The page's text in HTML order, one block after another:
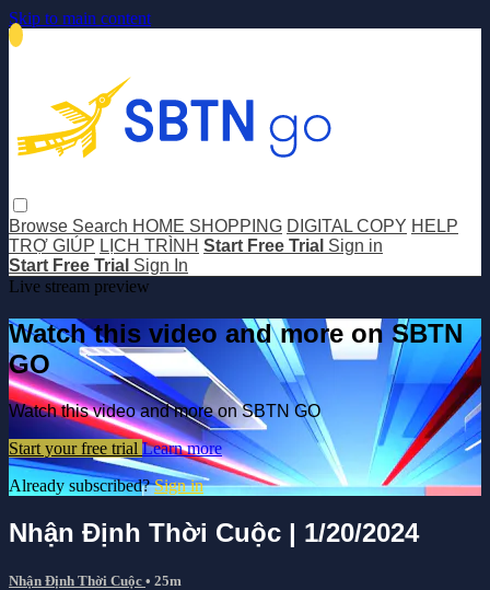
Skip to main content
Browse Search HOME SHOPPING DIGITAL COPY HELP
TRỢ GIÚP LỊCH TRÌNH Start Free Trial Sign in
Start Free Trial Sign In
Live stream preview
Watch this video and more on SBTN
GO
Watch this video and more on SBTN GO
Start your free trial Learn more
Already subscribed?Sign in
Nhận Định Thời Cuộc | 1/20/2024
Nhận Định Thời Cuộc • 25m